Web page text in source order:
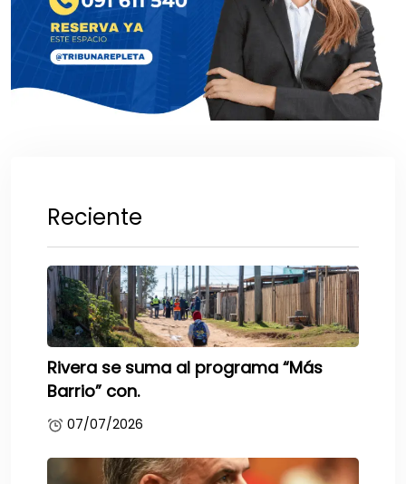
Reciente
Rivera se suma al programa “Más
Barrio” con.
07/07/2026